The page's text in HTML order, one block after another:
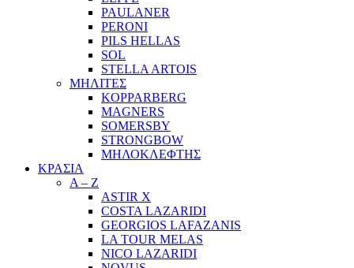
PAULANER
PERONI
PILS HELLAS
SOL
STELLA ARTOIS
ΜΗΛΙΤΕΣ
KOPPARBERG
MAGNERS
SOMERSBY
STRONGBOW
ΜΗΛΟΚΛΕΦΤΗΣ
ΚΡΑΣΙΑ
A – Z
ASTIR X
COSTA LAZARIDI
GEORGIOS LAFAZANIS
LA TOUR MELAS
NICO LAZARIDI